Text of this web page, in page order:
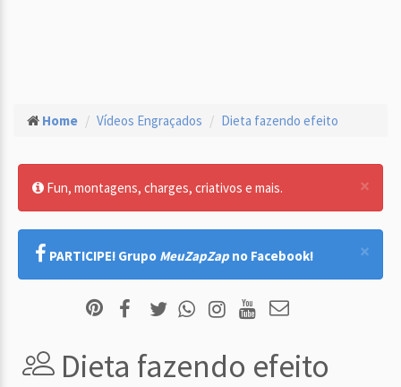
Home Vídeos Engraçados Dieta fazendo efeito
×
Fun, montagens, charges, criativos e mais.
×
PARTICIPE! Grupo MeuZapZap no Facebook!
Dieta fazendo efeito